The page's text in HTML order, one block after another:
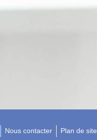
Nous contacter Plan de site